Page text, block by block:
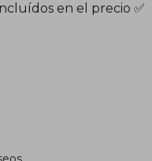
en el precio ✅